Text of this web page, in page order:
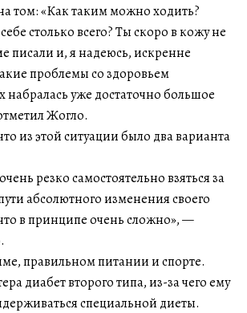
том: «Как таким можно ходить?
столько всего? Ты скоро в кожу не
писали и, я надеюсь, искренне
проблемы со здоровьем
набралась уже достаточно большое
Жогло.
из этой ситуации было два варианта
резко самостоятельно взяться за
абсолютного изменения своего
в принципе очень сложно», —
правильном питании и спорте.
диабет второго типа, из-за чего ему
специальной диеты.